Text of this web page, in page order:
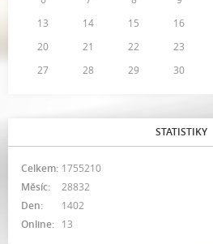
13
14 15 16
20
21 22 23
27
28 29 30
STATISTIKY
Online: 13
Celkem: 1755210
Měsíc:
28832
Den:
1402